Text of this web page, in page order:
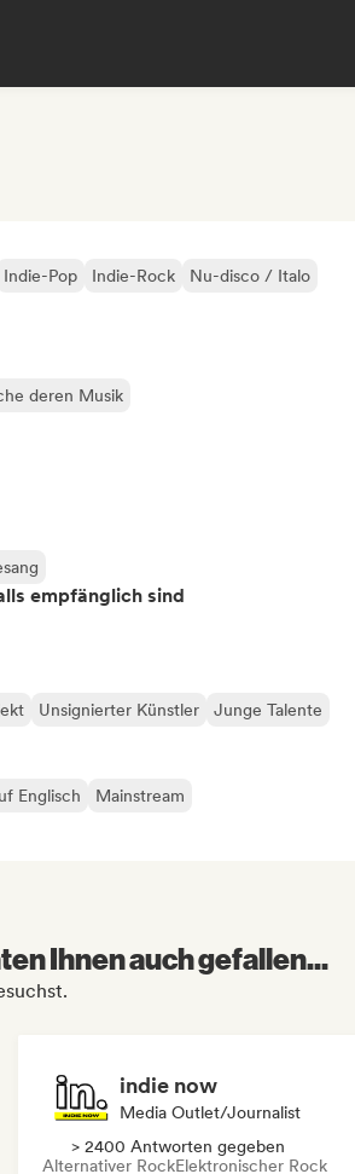
Indie-Pop Indie-Rock
Nu-disco / Italo
deren Musik
empfänglich sind
Unsignierter Künstler Junge Talente
Englisch
Mainstream
Ihnen auch gefallen...
indie now
Media Outlet/Journalist
> 2400 Antworten gegeben
Alternativer RockElektronischer Rock